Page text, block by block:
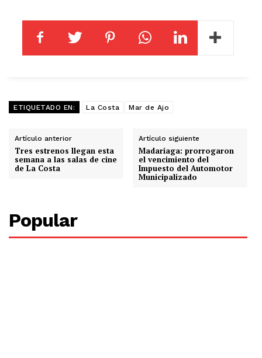
ETIQUETADO EN: La Costa Mar de Ajo
Artículo anterior
Tres estrenos llegan esta
semana a las salas de cine
de La Costa
Artículo siguiente
Madariaga: prorrogaron
el vencimiento del
Impuesto del Automotor
Municipalizado
Popular